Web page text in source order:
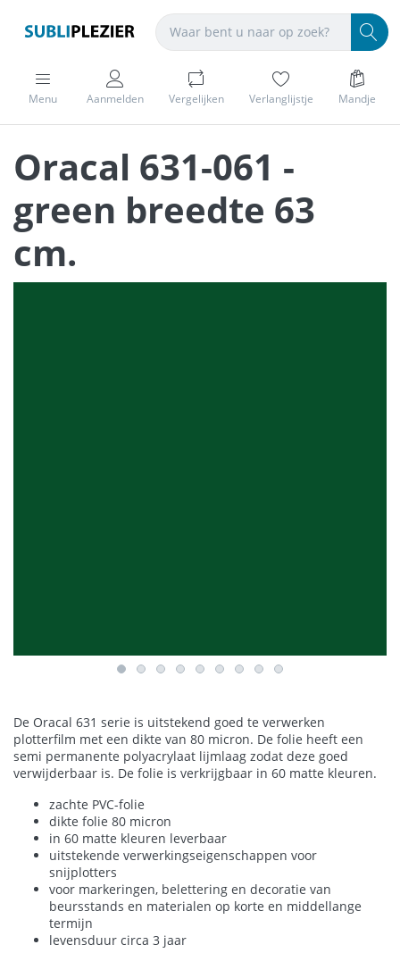
Menu Aanmelden Vergelijken Verlanglijstje Mandje
Oracal 631-061 -
green breedte 63
cm.
De Oracal 631 serie is uitstekend goed te verwerken
plotterfilm met een dikte van 80 micron. De folie heeft een
semi permanente polyacrylaat lijmlaag zodat deze goed
verwijderbaar is. De folie is verkrijgbaar in 60 matte kleuren.
zachte PVC-folie
dikte folie 80 micron
in 60 matte kleuren leverbaar
uitstekende verwerkingseigenschappen voor
snijplotters
voor markeringen, belettering en decoratie van
beursstands en materialen op korte en middellange
termijn
levensduur circa 3 jaar